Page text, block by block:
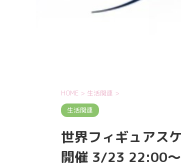
HOME > 生活関連 >
生活関連
世界フィギュアス
開催 3/23 22:00～